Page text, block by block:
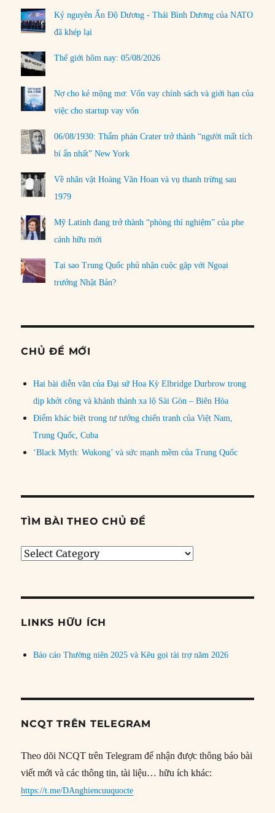
Kỷ nguyên Ấn Độ Dương - Thái Bình Dương của NATO
đã khép lại
Thế giới hôm nay: 05/08/2026
Nợ cho kẻ mộng mơ: Vốn vay chính sách và giới hạn của
việc cho startup vay vốn
06/08/1930: Thẩm phán Crater trở thành “người mất tích
bí ẩn nhất” New York
Về nhân vật Hoàng Văn Hoan và vụ thanh trừng sau
1979
Mỹ Latinh đang trở thành “phòng thí nghiệm” của phe
cánh hữu mới
Tại sao Trung Quốc phủ nhận cuộc gặp với Ngoại
trưởng Nhật Bản?
CHỦ ĐỀ MỚI
Hai bài diễn văn của Đại sứ Hoa Kỳ Elbridge Durbrow trong
dịp khởi công và khánh thành xa lộ Sài Gòn – Biên Hòa
Điểm khác biệt trong tư tưởng chiến tranh của Việt Nam,
Trung Quốc, Cuba
‘Black Myth: Wukong’ và sức mạnh mềm của Trung Quốc
TÌM BÀI THEO CHỦ ĐỀ
Tìm
đề
LINKS HỮU ÍCH
Báo cáo Thường niên 2025 và Kêu gọi tài trợ năm 2026
NCQT TRÊN TELEGRAM
Theo dõi NCQT trên Telegram để nhận được thông báo bài
viết mới và các thông tin, tài liệu… hữu ích khác:
https://t.me/DAnghiencuuquocte